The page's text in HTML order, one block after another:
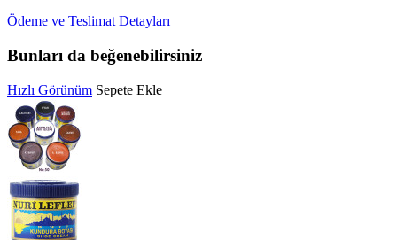
Ödeme ve Teslimat Detayları
Bunları da beğenebilirsiniz
Hızlı Görünüm Sepete Ekle